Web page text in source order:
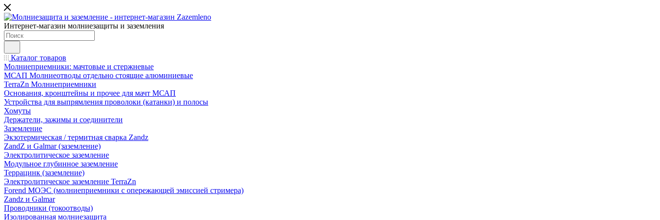
Интернет-магазин молниезащиты и заземления
Каталог товаров
Молниеприемники: мачтовые и стержневые
МСАП Молниеотводы отдельно стоящие алюминиевые
TerraZn Молниеприемники
Основания, кронштейны и прочее для мачт МСАП
Устройства для выпрямления проволоки (катанки) и полосы
Хомуты
Держатели, зажимы и соединители
Заземление
Экзотермическая / термитная сварка Zandz
ZandZ и Galmar (заземление)
Электролитическое заземление
Модульное глубинное заземление
Террацинк (заземление)
Электролитическое заземление TerraZn
Forend МОЭС (молниеприемники с опережающей эмиссией стримера)
Zandz и Galmar
Проводники (токоотводы)
Изолированная молниезащита